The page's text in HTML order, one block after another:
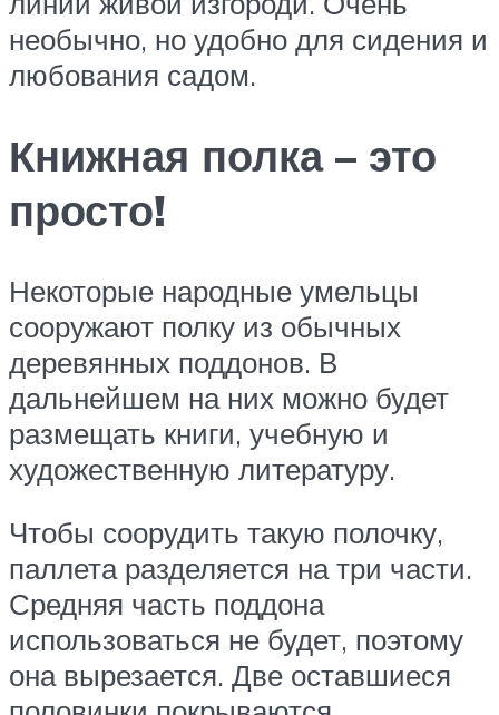
необычно, но удобно для сидения и
любования садом.
Книжная полка – это
просто!
Некоторые народные умельцы
сооружают полку из обычных
деревянных поддонов. В
дальнейшем на них можно будет
размещать книги, учебную и
художественную литературу.
Чтобы соорудить такую полочку,
паллета разделяется на три части.
Средняя часть поддона
использоваться не будет, поэтому
она вырезается. Две оставшиеся